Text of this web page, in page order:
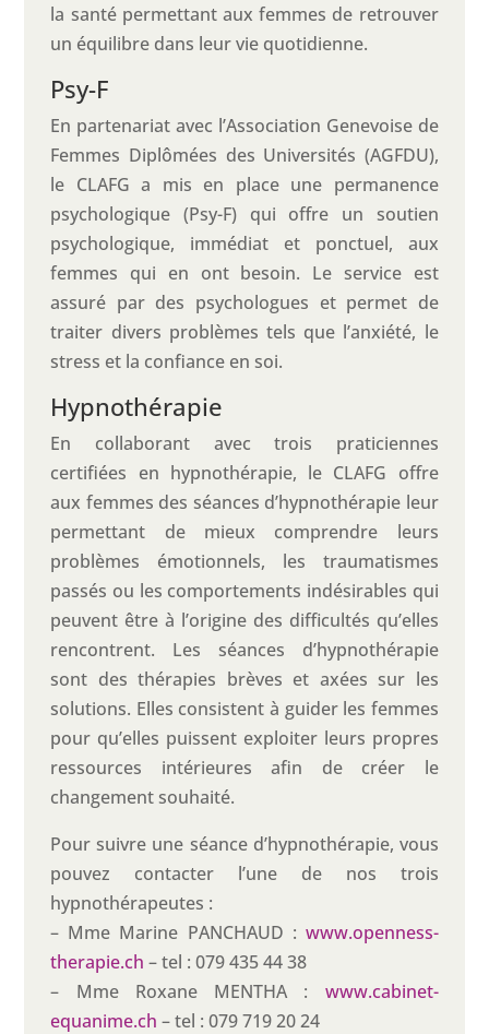
la santé permettant aux femmes de retrouver
un équilibre dans leur vie quotidienne.
Psy-F
En partenariat avec l’Association Genevoise de
Femmes Diplômées des Universités (AGFDU),
le CLAFG a mis en place une permanence
psychologique (Psy-F) qui offre un soutien
psychologique, immédiat et ponctuel, aux
femmes qui en ont besoin. Le service est
assuré par des psychologues et permet de
traiter divers problèmes tels que l’anxiété, le
stress et la confiance en soi.
Hypnothérapie
En collaborant avec trois praticiennes
certifiées en hypnothérapie, le CLAFG offre
aux femmes des séances d’hypnothérapie leur
permettant de mieux comprendre leurs
problèmes émotionnels, les traumatismes
passés ou les comportements indésirables qui
peuvent être à l’origine des difficultés qu’elles
rencontrent. Les séances d’hypnothérapie
sont des thérapies brèves et axées sur les
solutions. Elles consistent à guider les femmes
pour qu’elles puissent exploiter leurs propres
ressources intérieures afin de créer le
changement souhaité.
Pour suivre une séance d’hypnothérapie, vous
pouvez contacter l’une de nos trois
hypnothérapeutes :
– Mme Marine PANCHAUD : www.openness-
therapie.ch – tel : 079 435 44 38
– Mme Roxane MENTHA : www.cabinet-
equanime.ch – tel : 079 719 20 24